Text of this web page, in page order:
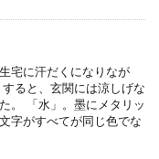
宅に汗だくになりなが
ると、玄関には涼しげな
。 「水」。墨にメタリッ
字がすべてが同じ色でな